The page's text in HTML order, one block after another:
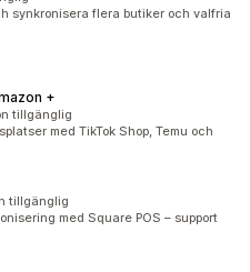
synkronisera flera butiker och valfria
+
tillgänglig
med TikTok Shop, Temu och
tillgänglig
med Square POS – support